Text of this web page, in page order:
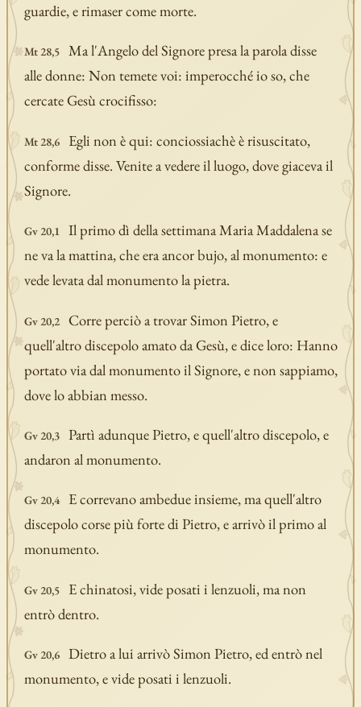
guardie, e rimaser come morte.
Mt 28,5
Ma l'Angelo del Signore presa la parola disse
alle donne: Non temete voi: imperocché io so, che
cercate Gesù crocifisso:
Mt 28,6
Egli non è qui: conciossiachè è risuscitato,
conforme disse. Venite a vedere il luogo, dove giaceva il
Signore.
Gv 20,1
Il primo dì della settimana Maria Maddalena se
ne va la mattina, che era ancor bujo, al monumento: e
vede levata dal monumento la pietra.
Gv 20,2
Corre perciò a trovar Simon Pietro, e
quell'altro discepolo amato da Gesù, e dice loro: Hanno
portato via dal monumento il Signore, e non sappiamo,
dove lo abbian messo.
Gv 20,3
Partì adunque Pietro, e quell'altro discepolo, e
andaron al monumento.
Gv 20,4
E correvano ambedue insieme, ma quell'altro
discepolo corse più forte di Pietro, e arrivò il primo al
monumento.
Gv 20,5
E chinatosi, vide posati i lenzuoli, ma non
entrò dentro.
Gv 20,6
Dietro a lui arrivò Simon Pietro, ed entrò nel
monumento, e vide posati i lenzuoli.